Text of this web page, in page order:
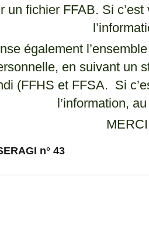
un fichier FFAB. Si
également
en suivant un
(FFHS et FFSA. Si
l’information,
n° 43